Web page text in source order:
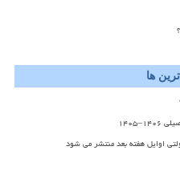
ها
اوایل هفته بعد منتشر می شود